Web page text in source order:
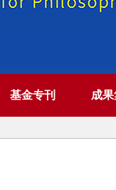
基金专刊 成